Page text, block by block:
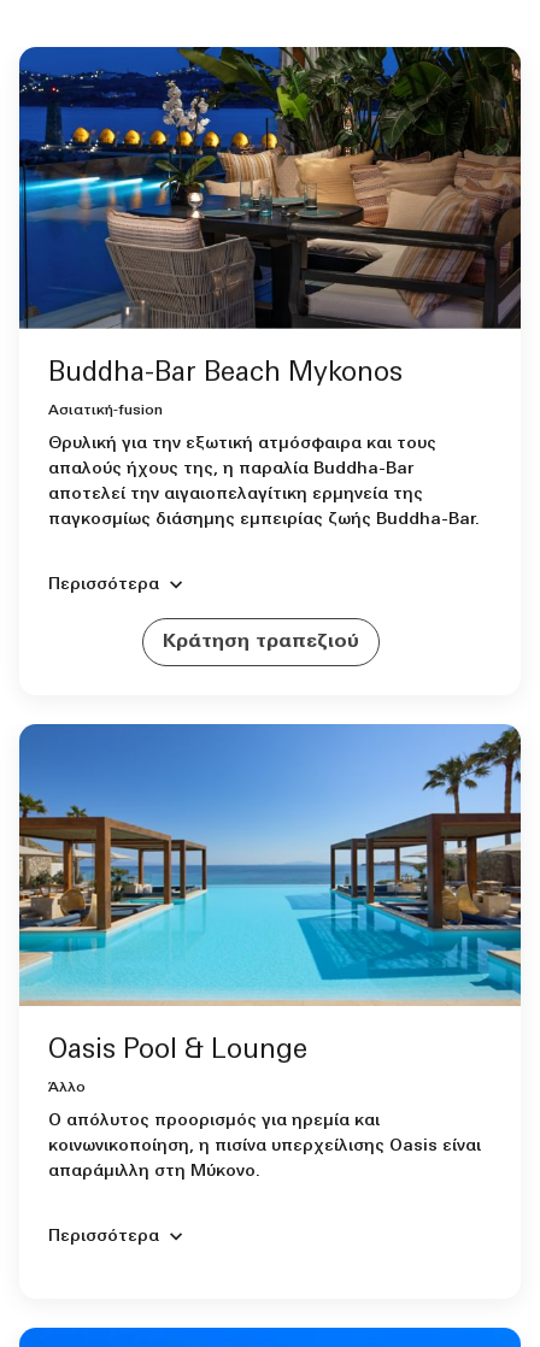
Buddha-Bar Beach Mykonos
Ασιατική-fusion
Θρυλική για την εξωτική ατμόσφαιρα και τους
απαλούς ήχους της, η παραλία Buddha-Bar
αποτελεί την αιγαιοπελαγίτικη ερμηνεία της
παγκοσμίως διάσημης εμπειρίας ζωής Buddha-Bar.
Περισσότερα
Κράτηση τραπεζιού
Oasis Pool & Lounge
Άλλο
Ο απόλυτος προορισμός για ηρεμία και
κοινωνικοποίηση, η πισίνα υπερχείλισης Oasis είναι
απαράμιλλη στη Μύκονο.
Περισσότερα